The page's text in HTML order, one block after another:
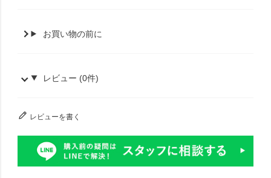
お買い物の前に
レビュー (0件)
レビューを書く